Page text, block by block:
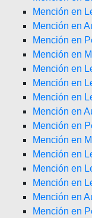
Mención en
Mención en
Mención en
Mención en
Mención en
Mención en
Mención en
Mención en
Mención en
Mención en
Mención en
Mención en
Mención en
Mención en
Mención en